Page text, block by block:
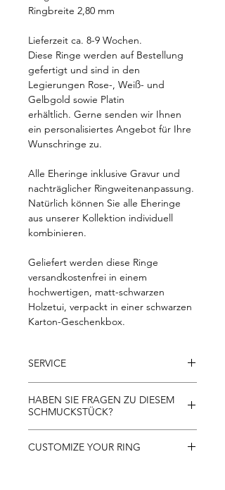
Ringbreite 2,80 mm
Lieferzeit ca. 8-9 Wochen.
Diese Ringe werden auf Bestellung
gefertigt und sind in den
Legierungen Rose-, Weiß- und
Gelbgold sowie Platin
erhältlich. Gerne senden wir Ihnen
ein personalisiertes Angebot für Ihre
Wunschringe zu.
Alle Eheringe inklusive Gravur und
nachträglicher Ringweitenanpassung.
Natürlich können Sie alle Eheringe
aus unserer Kollektion individuell
kombinieren.
Geliefert werden diese Ringe
versandkostenfrei in einem
hochwertigen, matt-schwarzen
Holzetui, verpackt in einer schwarzen
Karton-Geschenkbox.
SERVICE
EU
- 30 Tage Rückgaberecht
- kostenlose Rücksendung innerhalb
Österreichs
HABEN SIE FRAGEN ZU DIESEM
SCHMUCKSTÜCK?
unseren Schmuckstücken per Telefon
CUSTOMIZE YOUR RING